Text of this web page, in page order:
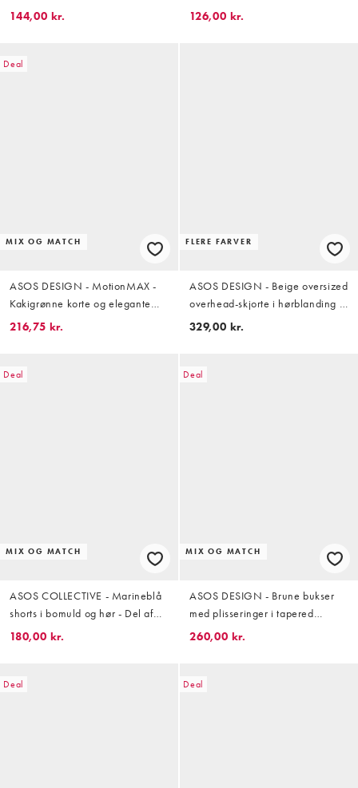
144,00 kr.
Del af sæt
126,00 kr.
Deal
MIX OG MATCH
ASOS DESIGN - MotionMAX -
Kakigrønne korte og elegante
shorts med stretch
216,75 kr.
FLERE FARVER
ASOS DESIGN - Beige oversized
overhead-skjorte i hørblanding -
Del af sæt
329,00 kr.
Deal
MIX OG MATCH
ASOS COLLECTIVE - Marineblå
shorts i bomuld og hør - Del af
sæt
180,00 kr.
Deal
MIX OG MATCH
ASOS DESIGN - Brune bukser
med plisseringer i tapered
pasform - Del af sæt
260,00 kr.
Deal Deal